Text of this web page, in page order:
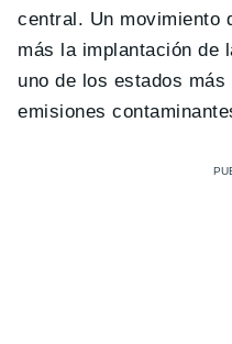
central. Un movimiento
más la implantación de
uno de los estados
emisiones